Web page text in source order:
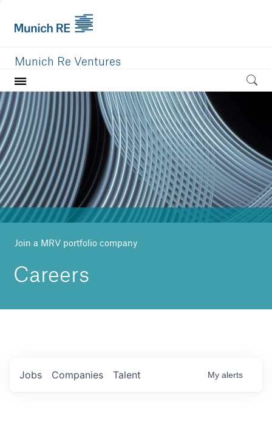
Munich Re Ventures
Home
Our value
Portfolio
Investment areas
Team
News
Join a MRV portfolio company
Careers
Jobs Companies Talent My alerts